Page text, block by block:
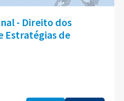
- Direito dos
Estratégias de